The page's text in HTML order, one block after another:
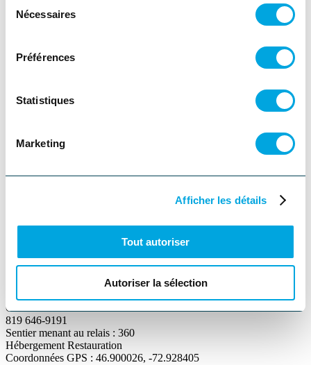
Nécessaires
Préférences
Statistiques
Marketing
Afficher les détails
Tout autoriser
Autoriser la sélection
Partager Facebook
Club Motoneige de Mattawin
Trois-Rives
Club Motoneige de Mattawin
Hôtel Marineau Mattawin
Trois-Rives (secteur Matawin)
G0X 2C0
819 646-9191
Sentier menant au relais : 360
Hébergement Restauration
Coordonnées GPS : 46.900026, -72.928405